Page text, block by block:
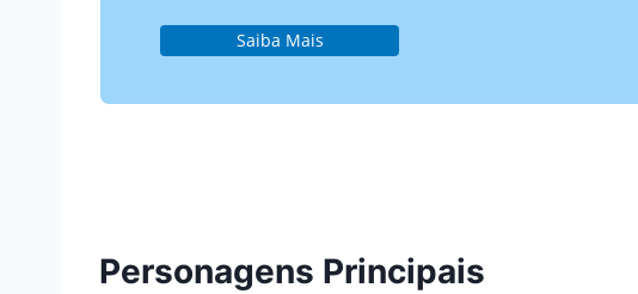
Saiba Mais
Personagens Principais